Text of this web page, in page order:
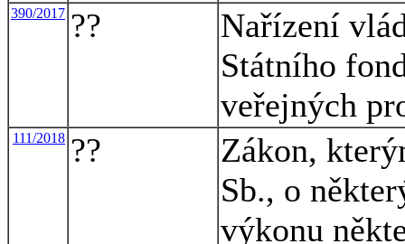
390/2017 ??
Nařízení
Státního
veřejných
111/2018 ??
Zákon,
Sb., o
výkonu